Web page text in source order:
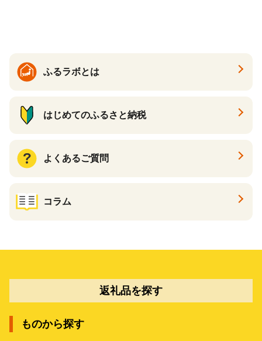
ふるラボとは
はじめてのふるさと納税
よくあるご質問
コラム
返礼品を探す
ものから探す